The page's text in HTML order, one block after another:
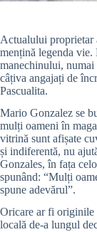
Actualului proprietar
mențină legenda vie.
manechinului, numai
câțiva angajați de
Pascualita.
Mario Gonzalez se
mulți oameni în
vitrină sunt afișate
și indiferentă, nu
Gonzales, în fața
spunând: “Mulți
spune adevărul”.
Oricare ar fi originile
locală de-a lungul